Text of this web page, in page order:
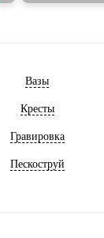
Вазы
Кресты
Гравировка
Пескоструй